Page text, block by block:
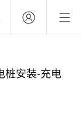
桩安装-充电